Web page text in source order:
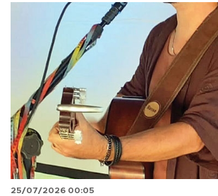
25/07/2026 00:05